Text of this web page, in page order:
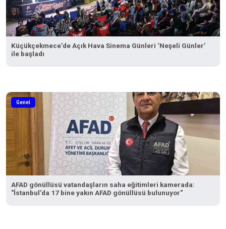
Küçükçekmece’de Açık Hava Sinema Günleri ‘Neşeli Günler’
ile başladı
Genel
AFAD gönüllüsü vatandaşların saha eğitimleri kamerada:
"İstanbul’da 17 bine yakın AFAD gönüllüsü bulunuyor"